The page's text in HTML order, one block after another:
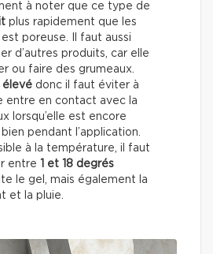
à noter que ce type de
plus rapidement que les
poreuse. Il faut aussi
d’autres produits, car elle
ou faire des grumeaux.
élevé donc il faut éviter à
entre en contact avec la
lorsqu’elle est encore
pendant l’application.
à la température, il faut
entre
1 et 18 degrés
le gel, mais également la
et la pluie.